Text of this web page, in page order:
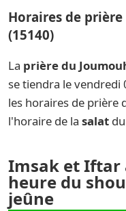
Horaires de prière
(15140)
La prière du
se tiendra le vendredi
les horaires de prière
l'horaire de la salat
Imsak et Iftar
heure du
jeûne